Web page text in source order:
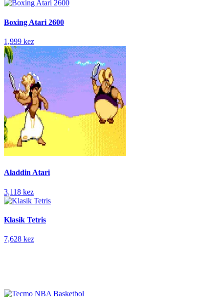
Boxing Atari 2600
1,999 kez
Aladdin Atari
3,118 kez
Klasik Tetris
7,628 kez